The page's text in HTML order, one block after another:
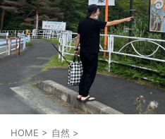
HOME > 自然 >